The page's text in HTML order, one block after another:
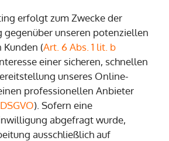
erfolgt zum Zwecke der
gegenüber unseren potenziellen
Kunden (Art. 6 Abs. 1 lit. b
einer sicheren, schnellen
unseres Online-
professionellen Anbieter
). Sofern eine
abgefragt wurde,
ausschließlich auf